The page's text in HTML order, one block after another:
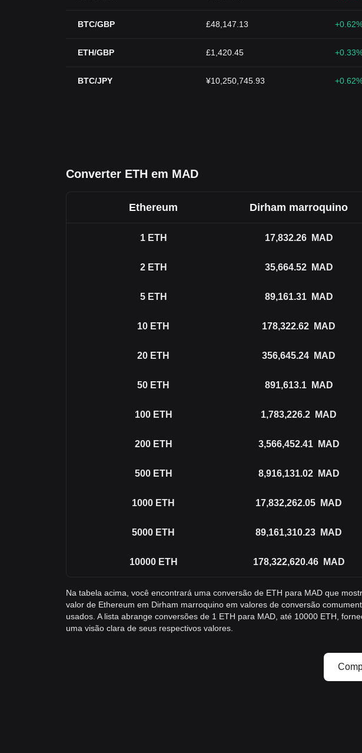
BTC/GBP £48,147.13
ETH/GBP £1,420.45
BTC/JPY ¥10,250,745.93
Converter ETH em MAD
Ethereum Dirham marroquino
1 ETH 17,832.26 MAD
2 ETH 35,664.52 MAD
5 ETH 89,161.31 MAD
10 ETH 178,322.62 MAD
20 ETH 356,645.24 MAD
50 ETH 891,613.1 MAD
100 ETH 1,783,226.2 MAD
200 ETH 3,566,452.41 MAD
500 ETH 8,916,131.02 MAD
1000 ETH 17,832,262.05 MAD
5000 ETH 89,161,310.23 MAD
10000 ETH 178,322,620.46 MAD
Na tabela acima, você encontrará uma conversão de ETH para MAD que
valor de Ethereum em Dirham marroquino em valores de conversão
usados. A lista abrange conversões de 1 ETH para MAD, até 10000 ETH,
uma visão clara de seus respectivos valores.